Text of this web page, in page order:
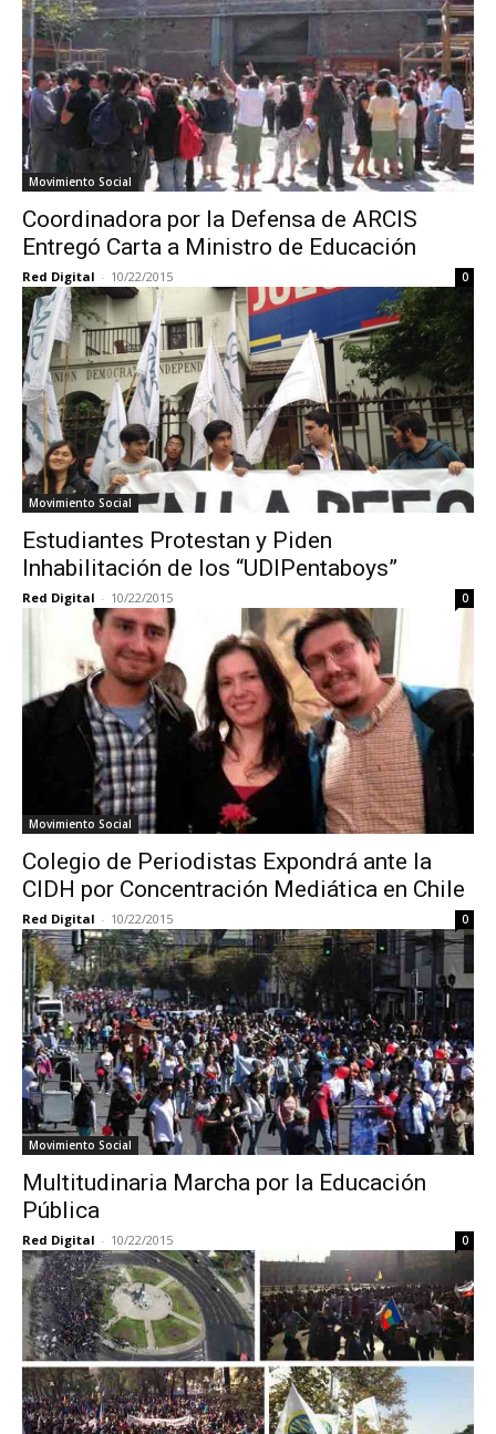
Movimiento Social
Coordinadora por la Defensa de ARCIS
Entregó Carta a Ministro de Educación
Red Digital - 10/22/2015 0
Movimiento Social
Estudiantes Protestan y Piden
Inhabilitación de los “UDIPentaboys”
Red Digital - 10/22/2015 0
Movimiento Social
Colegio de Periodistas Expondrá ante la
CIDH por Concentración Mediática en Chile
Red Digital - 10/22/2015 0
Movimiento Social
Multitudinaria Marcha por la Educación
Pública
Red Digital - 10/22/2015 0